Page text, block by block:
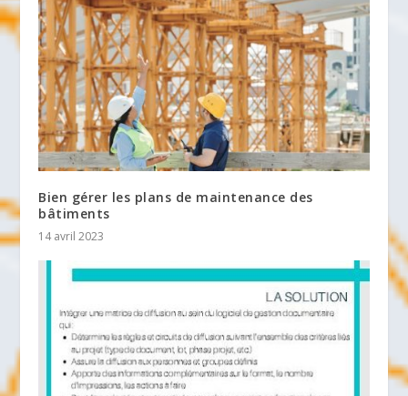
Bien gérer les plans de maintenance des
bâtiments
14 avril 2023